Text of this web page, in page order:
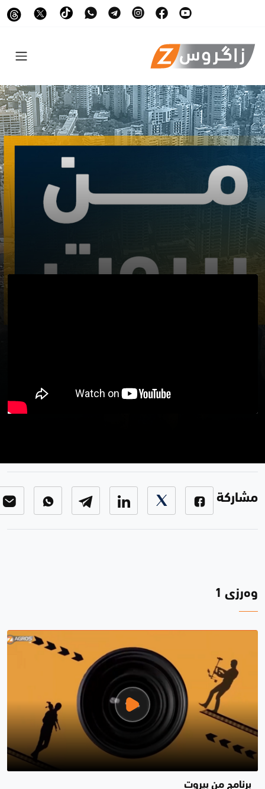
مشاركة
وەرزی 1
برنامج من بيروت